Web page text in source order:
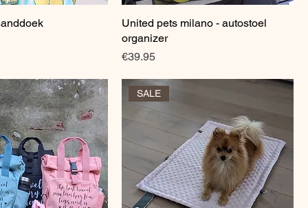
View Quick View
United pets milano - autostoel
organizer
Price
€39.95
SALE